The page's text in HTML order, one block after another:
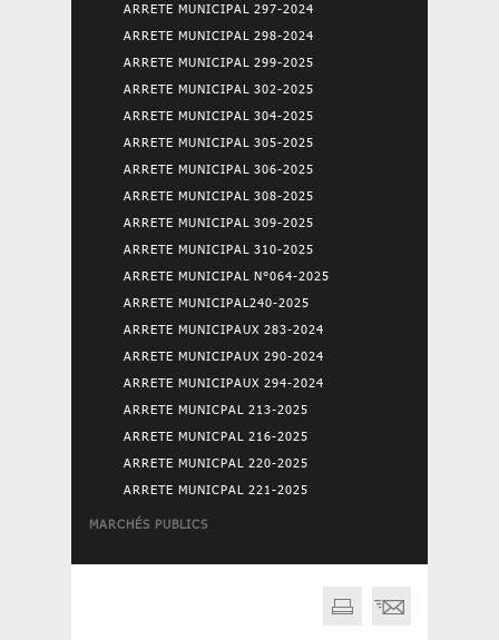
ARRETE MUNICIPAL 297-2024
ARRETE MUNICIPAL 298-2024
ARRETE MUNICIPAL 299-2025
ARRETE MUNICIPAL 302-2025
ARRETE MUNICIPAL 304-2025
ARRETE MUNICIPAL 305-2025
ARRETE MUNICIPAL 306-2025
ARRETE MUNICIPAL 308-2025
ARRETE MUNICIPAL 309-2025
ARRETE MUNICIPAL 310-2025
ARRETE MUNICIPAL N°064-2025
ARRETE MUNICIPAL240-2025
ARRETE MUNICIPAUX 283-2024
ARRETE MUNICIPAUX 290-2024
ARRETE MUNICIPAUX 294-2024
ARRETE MUNICPAL 213-2025
ARRETE MUNICPAL 216-2025
ARRETE MUNICPAL 220-2025
ARRETE MUNICPAL 221-2025
MARCHÉS PUBLICS